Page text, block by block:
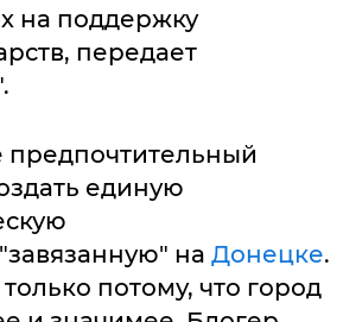
на поддержку
передает
предпочтительный
единую
на Донецке.
потому, что город